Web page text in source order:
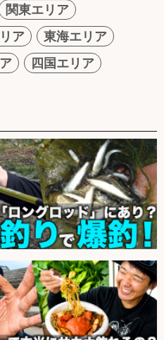
関東エリア
ア
東海エリア
四国エリア